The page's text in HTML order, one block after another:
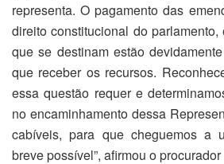
representa. O pagamento das
direito constitucional do
que se destinam estão
que receber os recursos.
essa questão requer e
no encaminhamento dessa
cabíveis, para que cheguemos a
breve possível”, afirmou o